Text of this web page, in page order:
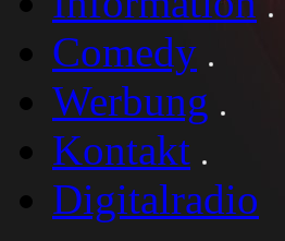
Comedy
Werbung
Kontakt
Digitalradio